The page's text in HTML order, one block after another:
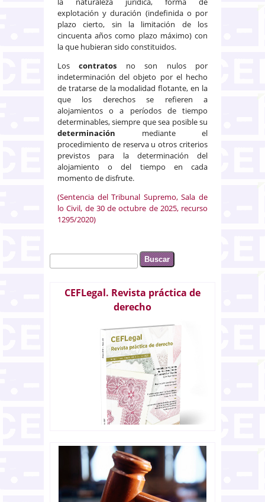
explotación y duración (indefinida o por
plazo cierto, sin la limitación de los
cincuenta años como plazo máximo) con
la que hubieran sido constituidos.
Loscontratos no son nulos por
indeterminación del objeto por el hecho
de tratarse de la modalidad flotante, en la
que los derechos se refieren a
alojamientos o a períodos de tiempo
determinables, siempre que sea posible su
determinación mediante el
procedimiento de reserva u otros criterios
previstos para la determinación del
alojamiento o del tiempo en cada
momento de disfrute.
(Sentencia del Tribunal Supremo, Sala de
lo Civil, de 30 de octubre de 2025, recurso
1295/2020)
Formulario de búsqueda
Buscar
CEFLegal. Revista práctica de
derecho